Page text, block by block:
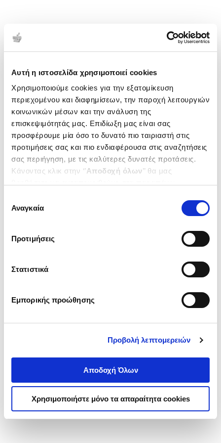
Αυτή η ιστοσελίδα χρησιμοποιεί cookies
Χρησιμοποιούμε cookies για την εξατομίκευση
περιεχομένου και διαφημίσεων, την παροχή λειτουργιών
κοινωνικών μέσων και την ανάλυση της
επισκεψιμότητάς μας. Επιδίωξη μας είναι σας
προσφέρουμε μία όσο το δυνατό πιο ταιριαστή στις
προτιμήσεις σας και πιο ενδιαφέρουσα στις αναζητήσεις
σας περιήγηση, με τις καλύτερες δυνατές προτάσεις.
Κάνοντας κλικ στην ‘’Αποδοχή όλων’’ θα μας
ενδιαφέρουν και να επιλέξετε από τα παρακάτω με την
΄΄και να ενημερωθείτε σχετικά με
συγκατάθεσης
Αναγκαία
Προτιμήσεις
Στατιστικά
Εμπορικής προώθησης
Προβολή λεπτομερειών
Αποδοχή Όλων
Χρησιμοποιήστε μόνο τα απαραίτητα cookies